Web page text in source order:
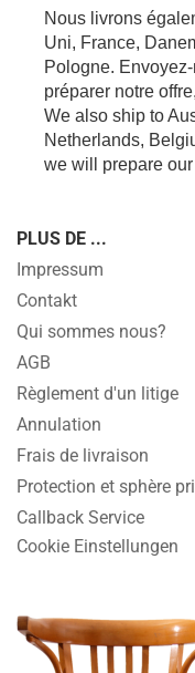
Nous livrons
Uni, France,
Pologne.
préparer notre
We also ship to
Netherlands,
we will prepare
PLUS DE ...
Impressum
Contakt
Qui sommes nous?
AGB
Règlement d'un litige
Annulation
Frais de livraison
Protection et sphère
Callback Service
Cookie Einstellungen